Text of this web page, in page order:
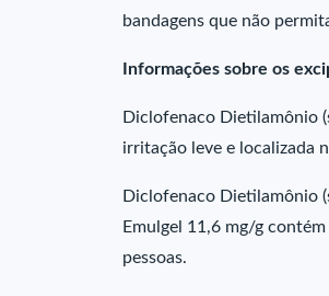
bandagens que não
Informações sobre os
Diclofenaco Dietilamônio
irritação leve e localizada
Diclofenaco Dietilamônio
Emulgel 11,6 mg/g
pessoas.